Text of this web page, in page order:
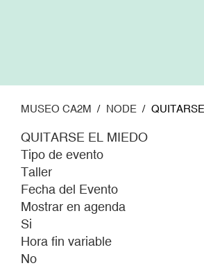
MUSEO CA2M NODE
QUITARSE EL MIEDO
Tipo de evento
Taller
Fecha del Evento
Mostrar en agenda
Si
Hora fin variable
No